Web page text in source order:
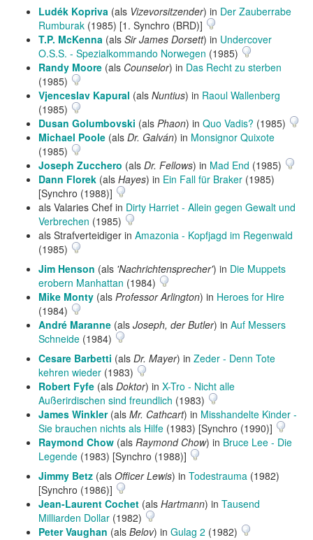
Ludék Kopriva (als Vizevorsitzender) in Der Zauberrabe
Rumburak (1985) [1. Synchro (BRD)]
T.P. McKenna (als Sir James Dorsett) in Undercover
O.S.S. - Spezialkommando Norwegen (1985)
Randy Moore (als Counselor) in Das Recht zu sterben
(1985)
Vjenceslav Kapural (als Nuntius) in Raoul Wallenberg
(1985)
Dusan Golumbovski (als Phaon) in Quo Vadis? (1985)
Michael Poole (als Dr. Galván) in Monsignor Quixote
(1985)
Joseph Zucchero (als Dr. Fellows) in Mad End (1985)
Dann Florek (als Hayes) in Ein Fall für Braker (1985)
[Synchro (1988)]
als Valaries Chef in Dirty Harriet - Allein gegen Gewalt und
Verbrechen (1985)
als Strafverteidiger in Amazonia - Kopfjagd im Regenwald
(1985)
Jim Henson (als 'Nachrichtensprecher') in Die Muppets
erobern Manhattan (1984)
Mike Monty (als Professor Arlington) in Heroes for Hire
(1984)
André Maranne (als Joseph, der Butler) in Auf Messers
Schneide (1984)
Cesare Barbetti (als Dr. Mayer) in Zeder - Denn Tote
kehren wieder (1983)
Robert Fyfe (als Doktor) in X-Tro - Nicht alle
Außerirdischen sind freundlich (1983)
James Winkler(als Mr. Cathcart) in Misshandelte Kinder -
Sie brauchen nichts als Hilfe (1983) [Synchro (1990)]
Raymond Chow (als Raymond Chow) in Bruce Lee - Die
Legende (1983) [Synchro (1988)]
Jimmy Betz (als Officer Lewis) in Todestrauma (1982)
[Synchro (1986)]
Jean-Laurent Cochet (als Hartmann) in Tausend
Milliarden Dollar (1982)
Peter Vaughan (als Belov) in Gulag 2 (1982)